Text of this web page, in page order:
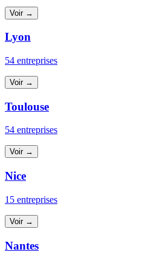
Voir →
Lyon
54 entreprises
Voir →
Toulouse
54 entreprises
Voir →
Nice
15 entreprises
Voir →
Nantes